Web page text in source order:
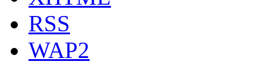
RSS
WAP2